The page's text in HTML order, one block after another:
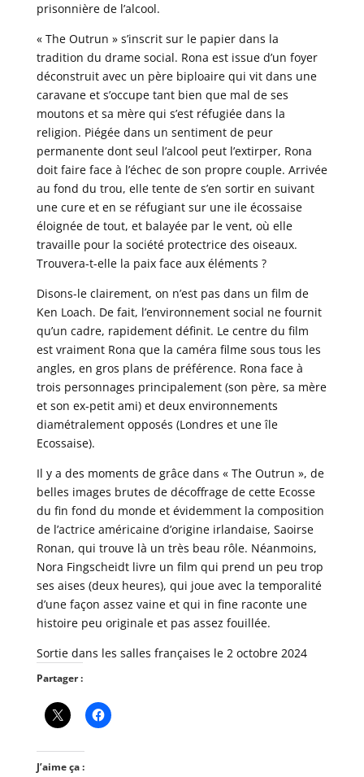
prisonnière de l’alcool.
« The Outrun » s’inscrit sur le papier dans la
tradition du drame social. Rona est issue d’un foyer
déconstruit avec un père biploaire qui vit dans une
caravane et s’occupe tant bien que mal de ses
moutons et sa mère qui s’est réfugiée dans la
religion. Piégée dans un sentiment de peur
permanente dont seul l’alcool peut l’extirper, Rona
doit faire face à l’échec de son propre couple. Arrivée
au fond du trou, elle tente de s’en sortir en suivant
une cure et en se réfugiant sur une ile écossaise
éloignée de tout, et balayée par le vent, où elle
travaille pour la société protectrice des oiseaux.
Trouvera-t-elle la paix face aux éléments ?
Disons-le clairement, on n’est pas dans un film de
Ken Loach. De fait, l’environnement social ne fournit
qu’un cadre, rapidement définit. Le centre du film
est vraiment Rona que la caméra filme sous tous les
angles, en gros plans de préférence. Rona face à
trois personnages principalement (son père, sa mère
et son ex-petit ami) et deux environnements
diamétralement opposés (Londres et une île
Ecossaise).
Il y a des moments de grâce dans « The Outrun », de
belles images brutes de décoffrage de cette Ecosse
du fin fond du monde et évidemment la composition
de l’actrice américaine d’origine irlandaise, Saoirse
Ronan, qui trouve là un très beau rôle. Néanmoins,
Nora Fingscheidt livre un film qui prend un peu trop
ses aises (deux heures), qui joue avec la temporalité
d’une façon assez vaine et qui in fine raconte une
histoire peu originale et pas assez fouillée.
Sortie dans les salles françaises le 2 octobre 2024
Partager :
J’aime ça :